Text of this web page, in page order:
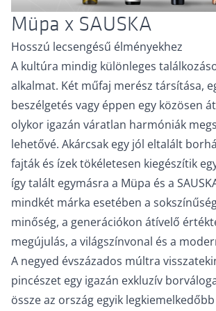
Müpa x SAUSKA
Hosszú lecsengésű élményekhez
A kultúra mindig különleges
alkalmat. Két műfaj merész társítása,
beszélgetés vagy éppen egy közösen
olykor igazán váratlan harmóniák
lehetővé. Akárcsak egy jól eltalált
fajták és ízek tökéletesen kiegészítik
így talált egymásra a Müpa és a
mindkét márka esetében a
minőség, a generációkon átívelő
megújulás, a világszínvonal és a
A negyed évszázados múltra
pincészet egy igazán exkluzív
össze az ország egyik